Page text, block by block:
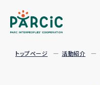
トップページ 活動紹介